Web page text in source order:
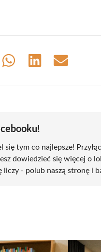
Share
Share
Share
tym co najlepsze!
dowiedzieć się więcej o
liczy - polub naszą stronę i